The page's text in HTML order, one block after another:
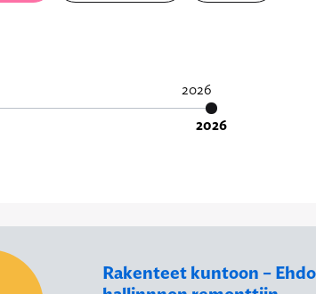
2026
2026
Rakenteet kuntoon –